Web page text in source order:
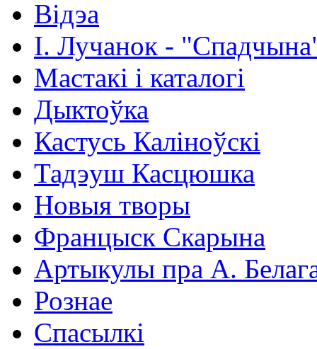
Відэа
І. Лучанок -
Мастакі i каталогi
Дыктоўка
Кастусь Каліноўскі
Тадэуш Касцюшка
Новыя творы
Францыск Скарына
Артыкулы пра А.
Рознае
Спасылкі